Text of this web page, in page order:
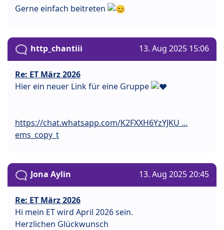
Gerne einfach beitreten
http_chantiii 13. Aug 2025 15:06
Re: ET März 2026
Hier ein neuer Link für eine Gruppe
https://chat.whatsapp.com/K2FXXH6YzYJKU ...
ems_copy_t
Jona Aylin 13. Aug 2025 20:45
Re: ET März 2026
Hi mein ET wird April 2026 sein.
Herzlichen Glückwunsch